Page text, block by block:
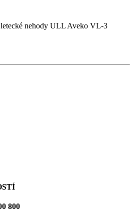
letecké nehody ULL Aveko VL-3
800